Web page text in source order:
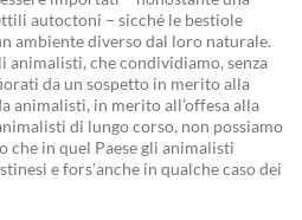
autoctoni – sicché le bestiole
ambiente diverso dal loro naturale.
animalisti, che condividiamo, senza
da un sospetto in merito alla
animalisti, in merito all’offesa alla
di lungo corso, non possiamo
che in quel Paese gli animalisti
e fors’anche in qualche caso dei